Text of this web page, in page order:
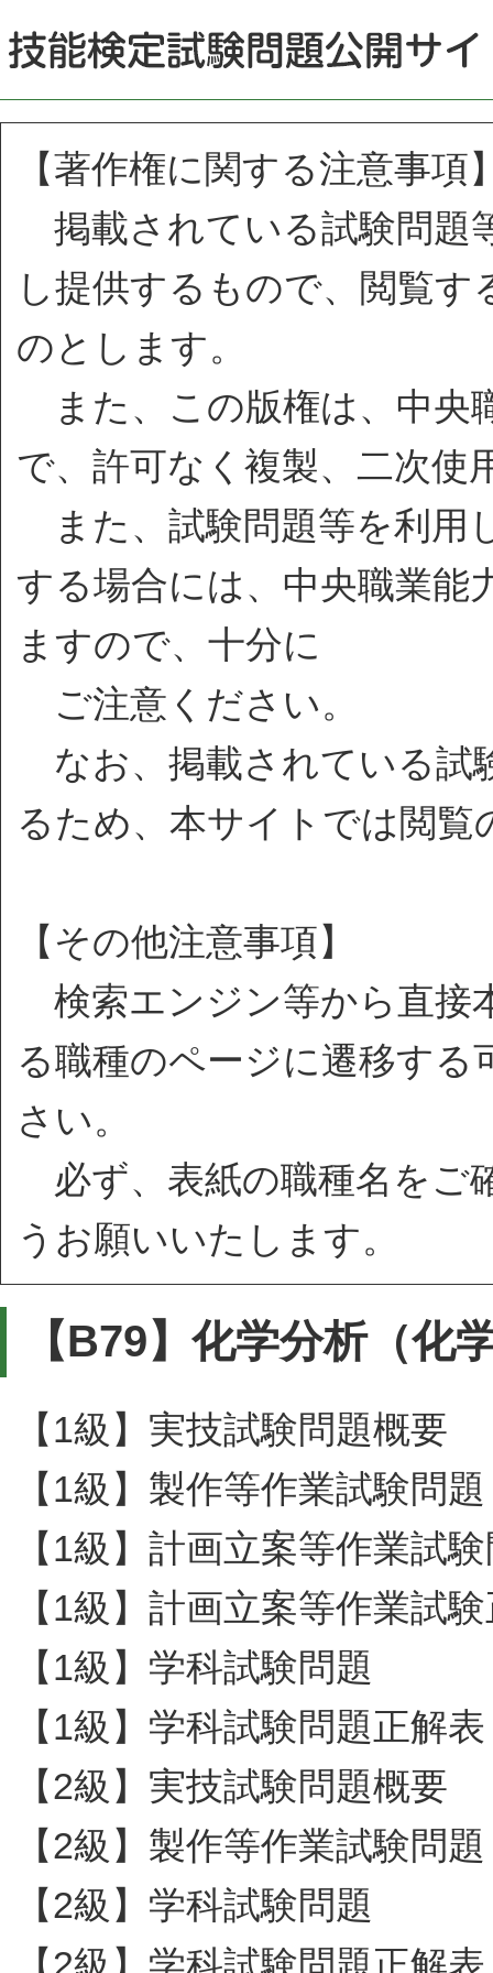
【著作権に関する注意事項
掲載されている試験問題
し提供するもので、閲覧
のとします。
また、この版権は、中央
で、許可なく複製、二次使
また、試験問題等を利用
する場合には、中央職業能
ますので、十分に
ご注意ください。
なお、掲載されている試
るため、本サイトでは閲
【その他注意事項】
検索エンジン等から直接
る職種のページに遷移す
さい。
必ず、表紙の職種名をご
うお願いいたします。
【B79】化学分析（化
【1級】実技試験問題概要
【1級】製作等作業試験問題
【1級】計画立案等作業試
【1級】計画立案等作業試
【1級】学科試験問題
【1級】学科試験問題正解表
【2級】実技試験問題概要
【2級】製作等作業試験問題
【2級】学科試験問題
【2級】学科試験問題正解表